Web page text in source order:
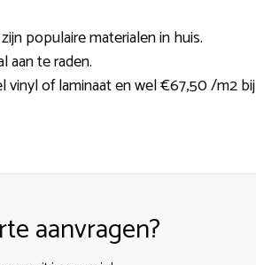
populaire materialen in huis.
aan te raden.
vinyl of laminaat en wel €67,50 /m2 bij
aanvragen?